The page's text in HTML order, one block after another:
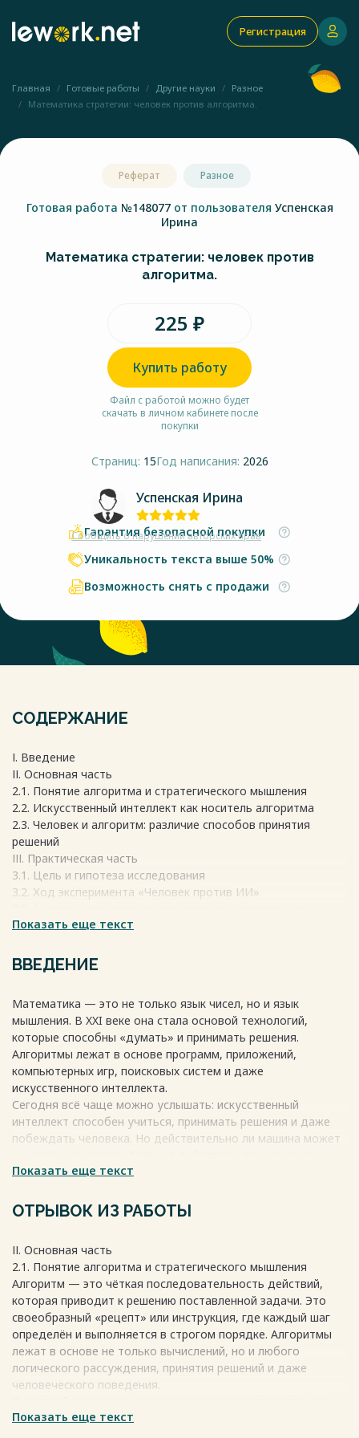
Регистрация
Главная Готовые работы Другие науки
Разное
Математика стратегии: человек против алгоритма.
Реферат Разное
Готовая работа №148077 от пользователя Успенская
Ирина
Математика стратегии: человек против
алгоритма.
225 ₽
Купить работу
Файл с работой можно будет
скачать в личном кабинете после
покупки
Страниц: 15Год написания: 2026
Успенская Ирина
Сообщить о нарушении авторских прав
Гарантия безопасной покупки
Уникальность текста выше 50%
Возможность снять с продажи
СОДЕРЖАНИЕ
І. Введение
ІІ. Основная часть
2.1. Понятие алгоритма и стратегического мышления
2.2. Искусственный интеллект как носитель алгоритма
2.3. Человек и алгоритм: различие способов принятия
решений
ІІІ. Практическая часть
3.1. Цель и гипотеза исследования
3.2. Ход эксперимента «Человек против ИИ»
IV. Заключение
Весь текст будет доступен
Показать еще текст
ВВЕДЕНИЕ
Математика — это не только язык чисел, но и язык
мышления. В XXI веке она стала основой технологий,
которые способны «думать» и принимать решения.
Алгоритмы лежат в основе программ, приложений,
компьютерных игр, поисковых систем и даже
искусственного интеллекта.
Сегодня всё чаще можно услышать: искусственный
интеллект способен учиться, принимать решения и даже
побеждать человека. Но действительно ли машина может
следование заранее заданным алгоритмам?
анализировать, выстраивать логические связи, искать
цифровой форме, используя математические модели,
нейронные сети и алгоритмы оптимизации.
Однако между человеком и алгоритмом есть
принципиальное различие:
- человек способен к творчеству, догадке и интуиции;
- алгоритм – к точности, системности и скорости.
Современный мир требует не соперничества, а
сотрудничества этих двух форм интеллекта. Чтобы понять,
где проходит граница между машинной логикой и
анализировать, как именно принимаются решения и чем
Показать еще текст
ОТРЫВОК ИЗ РАБОТЫ
ІІ. Основная часть
2.1. Понятие алгоритма и стратегического мышления
Алгоритм — это чёткая последовательность действий,
которая приводит к решению поставленной задачи. Это
своеобразный «рецепт» или инструкция, где каждый шаг
определён и выполняется в строгом порядке. Алгоритмы
лежат в основе не только вычислений, но и любого
логического рассуждения, принятия решений и даже
человеческого поведения.
называя их так. Когда египтяне строили пирамиды,
Показать еще текст